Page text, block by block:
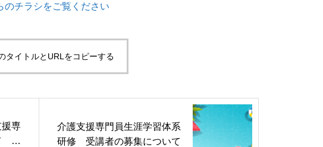
のチラシをご覧ください
タイトルとURLをコピーする
専
て
介護支援専門員生涯学習体系
研修 受講者の募集について